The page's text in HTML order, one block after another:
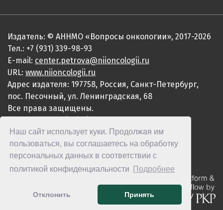
Наш сайт использует куки. Продолжая им
пользоваться, вы соглашаетесь на обработку
персональных данных в соответствии с
политикой конфиденциальности
Подробнее
Отклонить Принять
Издатель: © АННМО «Вопросы онкологии», 2017-2026
Тел.: +7 (931) 339-98-93
E-mail: center.petrova@niioncologii.ru
URL: www.niioncologii.ru
Адрес издателя: 197758, Россия, Санкт-Петербург,
пос. Песочный, ул. Ленинградская, 68
Все права защищены.
ISSN 2949-4915 (Online)